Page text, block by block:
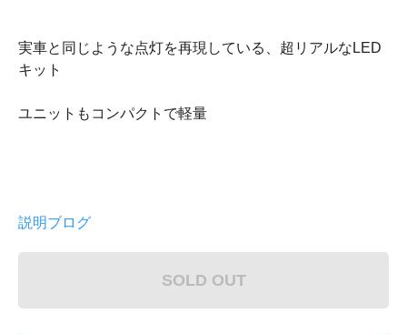
実車と同じような点灯を再現している、超リアルなLED
キット
ユニットもコンパクトで軽量
説明ブログ
SOLD OUT